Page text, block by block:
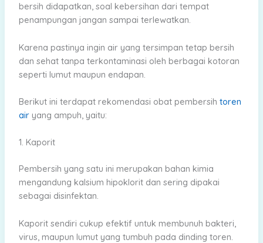
bersih didapatkan, soal kebersihan dari tempat
penampungan jangan sampai terlewatkan.
Karena pastinya ingin air yang tersimpan tetap bersih
dan sehat tanpa terkontaminasi oleh berbagai kotoran
seperti lumut maupun endapan.
Berikut ini terdapat rekomendasi obat pembersih toren
airyang ampuh, yaitu:
1. Kaporit
Pembersih yang satu ini merupakan bahan kimia
mengandung kalsium hipoklorit dan sering dipakai
sebagai disinfektan.
Kaporit sendiri cukup efektif untuk membunuh bakteri,
virus, maupun lumut yang tumbuh pada dinding toren.